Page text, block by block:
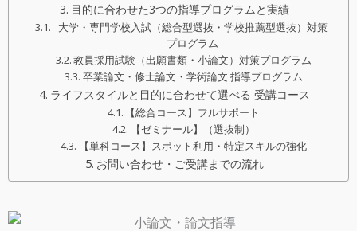
目的に合わせた3つの指導プログラムと実績
大学・専門学校入試（総合型選抜・学校推薦型選抜）対策
プログラム
教員採用試験（出願書類・小論文）対策プログラム
卒業論文・修士論文・学術論文 指導プログラム
ライフスタイルと目的に合わせて選べる 受講コース
【総合コース】フルサポート
【ゼミナール】（選抜制）
【単科コース】スポット利用・特定スキルの強化
お問い合わせ・ご受講までの流れ